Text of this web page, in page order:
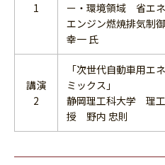
1
ー・環境領域 省エ
エンジン燃焼排気
幸一 氏
講演
2
「次世代自動車用エ
ミックス」
静岡理工科大学 理
授 野内 忠則